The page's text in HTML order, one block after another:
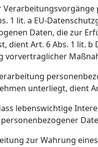
1 lit. a EU-
Daten, die zur
dient Art. 6 Abs. 1 lit. b
vorvertraglicher
unterliegt, dient
lebenswichtige
zur Wahrung